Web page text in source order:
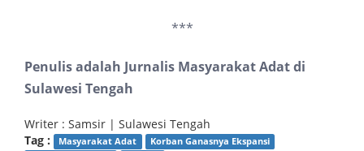
***
Penulis adalah Jurnalis Masyarakat Adat di
Sulawesi Tengah
Writer : Samsir | Sulawesi Tengah
Tag :
Masyarakat Adat
Korban Ganasnya Ekspansi